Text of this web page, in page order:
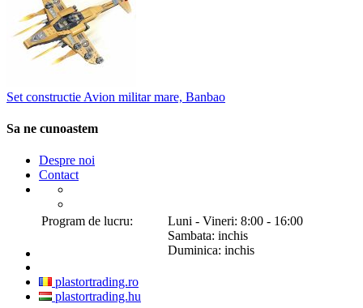
Set constructie Avion militar mare, Banbao
Sa ne cunoastem
Despre noi
Contact
Program de lucru:
Luni - Vineri: 8:00 - 16:00
Sambata: inchis
Duminica: inchis
plastortrading.ro
plastortrading.hu